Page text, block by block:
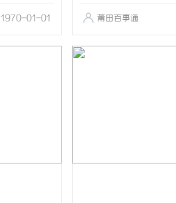
1970-01-01 莆田百事通